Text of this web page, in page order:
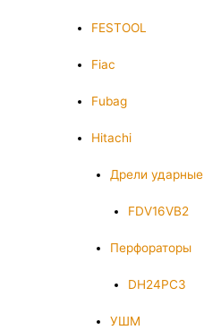
FESTOOL
Fiac
Fubag
Hitachi
Дрели ударные
FDV16VB2
Перфораторы
DH24PC3
УШМ